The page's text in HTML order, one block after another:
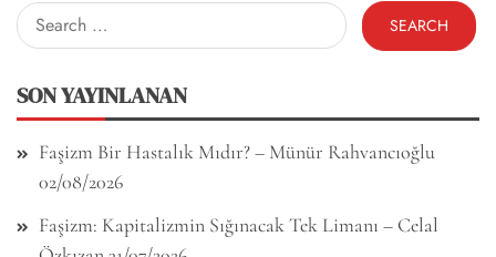
Search
for:
SON YAYINLANAN
Faşizm Bir Hastalık Mıdır? – Münür Rahvancıoğlu
02/08/2026
Faşizm: Kapitalizmin Sığınacak Tek Limanı – Celal